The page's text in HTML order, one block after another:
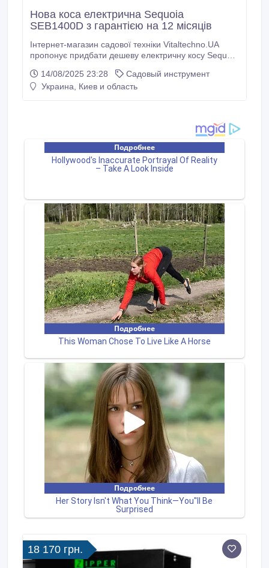
Нова коса електрична Sequoia
SEB1400D з гарантією на 12 місяців
Інтернет-магазин садової техніки Vitaltechno.UA
пропонує придбати дешеву електричну косу Sequoia
наданням гарантії терміном на 12 місяців.
Електрокоса Sequoia SEB1400D: електростарт,
ножем 25 см, наплічний ремінь, товщина волосіні 1.
14/08/2025 23:28
Садовый инструмент
Украина, Киев и область
18 170 грн.